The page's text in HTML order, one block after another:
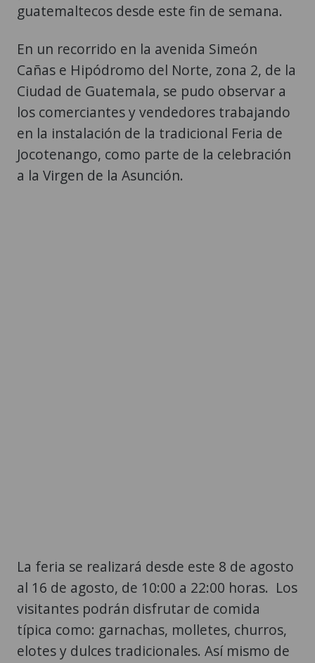
guatemaltecos desde este fin de semana.
En un recorrido en la avenida Simeón
Cañas e Hipódromo del Norte, zona 2, de la
Ciudad de Guatemala, se pudo observar a
los comerciantes y vendedores trabajando
en la instalación de la tradicional Feria de
Jocotenango, como parte de la celebración
a la Virgen de la Asunción.
La feria se realizará desde este 8 de agosto
al 16 de agosto, de 10:00 a 22:00 horas. Los
visitantes podrán disfrutar de comida
típica como: garnachas, molletes, churros,
elotes y dulces tradicionales. Así mismo de